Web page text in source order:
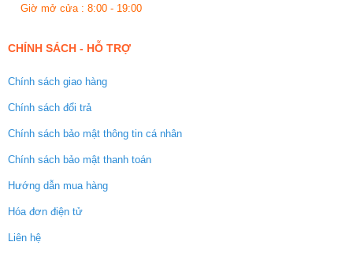
Giờ mở cửa : 8:00 - 19:00
CHÍNH SÁCH - HỖ TRỢ
Chính sách giao hàng
Chính sách đổi trả
Chính sách bảo mật thông tin cá nhân
Chính sách bảo mật thanh toán
Hướng dẫn mua hàng
Hóa đơn điện tử
Liên hệ